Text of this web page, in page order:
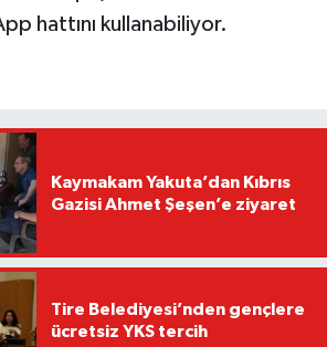
hattını kullanabiliyor.
Kaymakam Yakuta’dan Kıbrıs
Gazisi Ahmet Şeşen’e ziyaret
Tire Belediyesi’nden gençlere
ücretsiz YKS tercih